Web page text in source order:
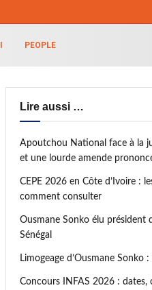
PEOPLE
Lire aussi …
Apoutchou National face à la
et une lourde amende
CEPE 2026 en Côte d’Ivoire :
comment consulter
Ousmane Sonko élu président
Sénégal
Limogeage d’Ousmane Sonko
Concours INFAS 2026 : dates,